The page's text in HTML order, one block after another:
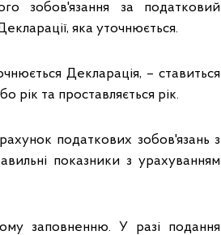
зобов'язання за податковий
яка уточнюється.
Декларація, – ставиться
рік та проставляється рік.
податкових зобов'язань з
показники з урахуванням
заповненню. У разі подання